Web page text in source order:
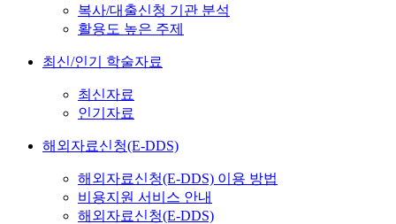
복사/대출신청 기관 분석
활용도 높은 주제
최신/인기 학술자료
최신자료
인기자료
해외자료신청(E-DDS)
해외자료신청(E-DDS) 이용 방법
비용지원 서비스 안내
해외자료신청(E-DDS)